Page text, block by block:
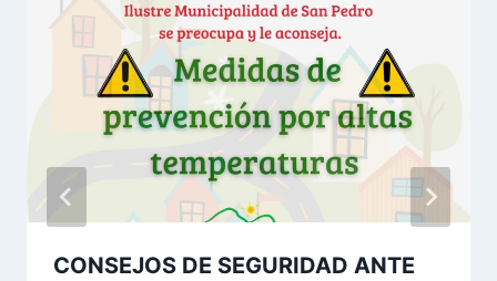
CONSEJOS DE SEGURIDAD ANTE